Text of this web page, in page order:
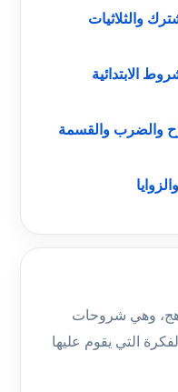
والثلاثيات
الابتدائية
والضرب والقسمة
وهي شروحات
التي يقوم عليها